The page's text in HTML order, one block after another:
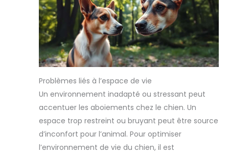
Problèmes liés à l’espace de vie
Un environnement inadapté ou stressant peut
accentuer les aboiements chez le chien. Un
espace trop restreint ou bruyant peut être source
d’inconfort pour l’animal. Pour optimiser
l’environnement de vie du chien, il est